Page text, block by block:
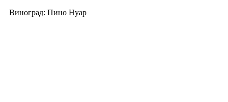
Виноград: Пино Нуар